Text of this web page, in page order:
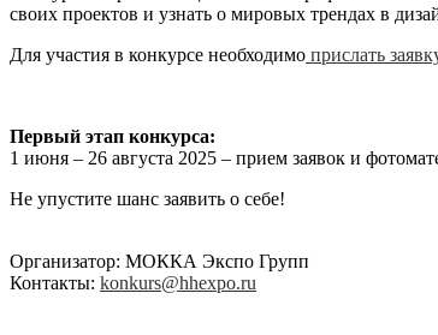
своих проектов и узнать о мировых трендах в
Для участия в конкурсе необходимо прислать
Первый этап конкурса:
1 июня – 26 августа 2025 – прием заявок и
Не упустите шанс заявить о себе!
Организатор: МОККА Экспо Групп
Контакты: konkurs@hhexpo.ru